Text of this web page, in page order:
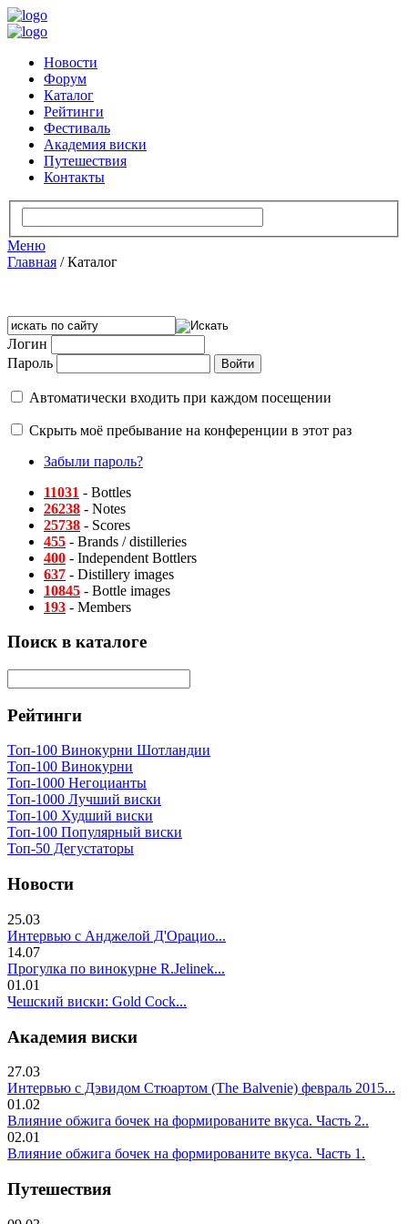
Новости
Форум
Каталог
Рейтинги
Фестиваль
Академия виски
Путешествия
Контакты
Меню
Главная /Каталог
Логин
Пароль
Автоматически входить при каждом посещении
Скрыть моё пребывание на конференции в этот раз
Забыли пароль?
11031 - Bottles
26238 - Notes
25738 - Scores
455 - Brands / distilleries
400 - Independent Bottlers
637 - Distillery images
10845 - Bottle images
193 - Members
Поиск в каталоге
Рейтинги
Топ-100 Винокурни Шотландии
Топ-100 Винокурни
Топ-1000 Негоцианты
Топ-1000 Лучший виски
Топ-100 Худший виски
Топ-100 Популярный виски
Топ-50 Дегустаторы
Новости
25.03
Интервью с Анджелой Д'Орацио...
14.07
Прогулка по винокурне R.Jelinek...
01.01
Чешский виски: Gold Cock...
Академия виски
27.03
Интервью с Дэвидом Стюартом (The Balvenie) февраль 2015...
01.02
Влияние обжига бочек на формированите вкуса. Часть 2..
02.01
Влияние обжига бочек на формированите вкуса. Часть 1.
Путешествия